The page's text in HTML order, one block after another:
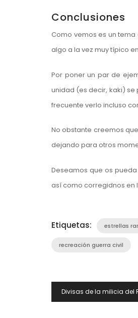
Conclusiones
Como vemos es un
algo a la vez muy típico
Por poner un par de
unidad (es decir, kaki)
frecuente verlo incluso
No obstante creemos
dejando para otros
Deseamos que os
así como corregidnos en
Etiquetas: estrellas
recreación guerra civil
Navegación
De
Divisas de la milicia del